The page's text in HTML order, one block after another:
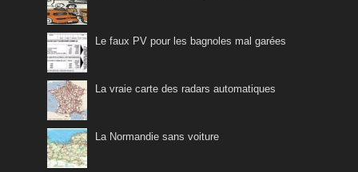
Le faux PV pour les bagnoles mal garées
La vraie carte des radars automatiques
La Normandie sans voiture